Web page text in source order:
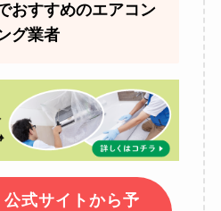
おすすめのエアコン
グ業者
公式サイトから予